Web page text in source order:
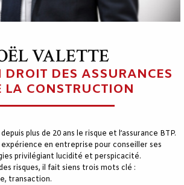
VALETTE
DROIT DES ASSURANCES
LA CONSTRUCTION
plus de 20 ans le risque et l’assurance BTP.
en entreprise pour conseiller ses
privilégiant lucidité et perspicacité.
risques, il fait siens trois mots clé :
transaction.